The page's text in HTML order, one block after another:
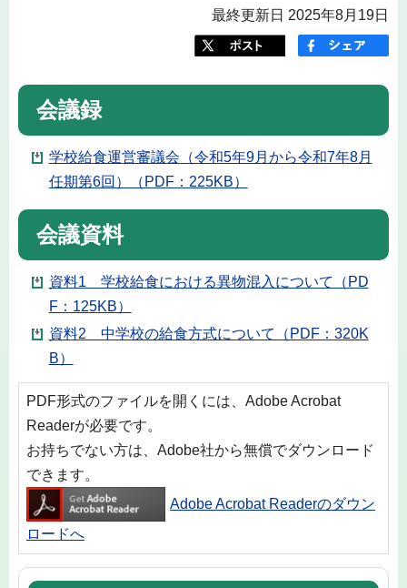
最終更新日 2025年8月19日
会議録
学校給食運営審議会（令和5年9月から令和7年8月
任期第6回）（PDF：225KB）
会議資料
資料1 学校給食における異物混入について（PD
F：125KB）
資料2 中学校の給食方式について（PDF：320K
B）
PDF形式のファイルを開くには、Adobe Acrobat
Readerが必要です。
お持ちでない方は、Adobe社から無償でダウンロード
できます。
Adobe Acrobat Readerのダウン
ロードへ